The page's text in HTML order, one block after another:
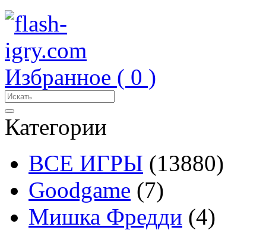
Избранное ( 0 )
Категории
ВСЕ ИГРЫ (13880)
Goodgame (7)
Мишка Фредди (4)